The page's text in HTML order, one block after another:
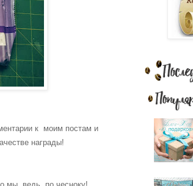
к моим постам и
награды!